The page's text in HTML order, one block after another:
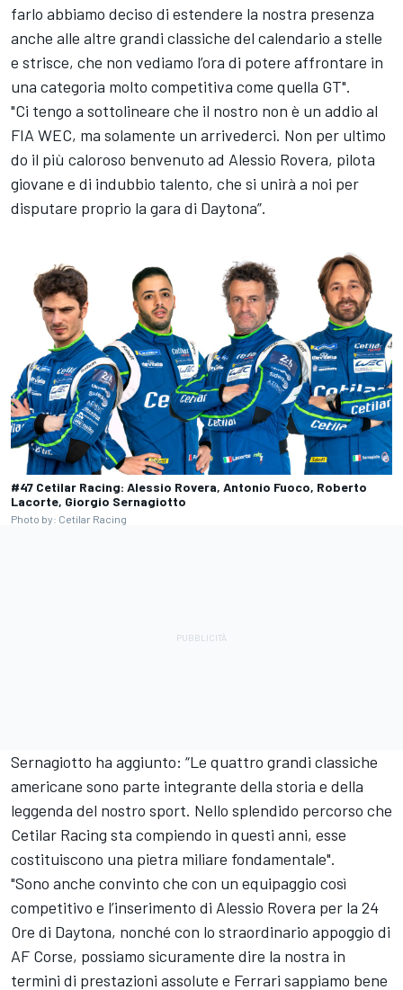
farlo abbiamo deciso di estendere la nostra presenza
anche alle altre grandi classiche del calendario a stelle
e strisce, che non vediamo l’ora di potere affrontare in
una categoria molto competitiva come quella GT".
"Ci tengo a sottolineare che il nostro non è un addio al
FIA WEC, ma solamente un arrivederci. Non per ultimo
do il più caloroso benvenuto ad Alessio Rovera, pilota
giovane e di indubbio talento, che si unirà a noi per
disputare proprio la gara di Daytona”.
#47 Cetilar Racing: Alessio Rovera, Antonio Fuoco, Roberto
Lacorte, Giorgio Sernagiotto
Photo by: Cetilar Racing
Sernagiotto ha aggiunto: “Le quattro grandi classiche
americane sono parte integrante della storia e della
leggenda del nostro sport. Nello splendido percorso che
Cetilar Racing sta compiendo in questi anni, esse
costituiscono una pietra miliare fondamentale".
"Sono anche convinto che con un equipaggio così
competitivo e l’inserimento di Alessio Rovera per la 24
Ore di Daytona, nonché con lo straordinario appoggio di
AF Corse, possiamo sicuramente dire la nostra in
termini di prestazioni assolute e Ferrari sappiamo bene